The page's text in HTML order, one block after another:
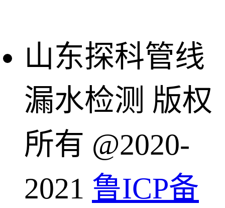
山东探科管线
漏水检测 版权
所有 @2020-
2021 鲁ICP备